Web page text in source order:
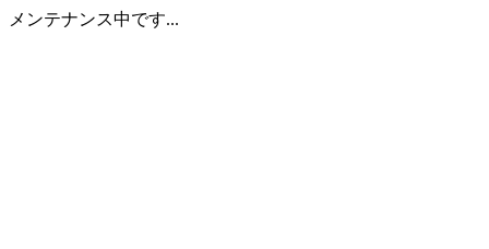
メンテナンス中です...